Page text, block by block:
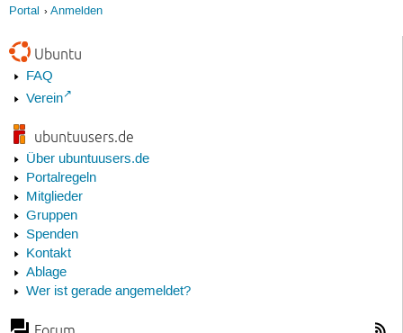
Portal Anmelden
Ubuntu
FAQ
Verein
ubuntuusers.de
Über ubuntuusers.de
Portalregeln
Mitglieder
Gruppen
Spenden
Kontakt
Ablage
Wer ist gerade angemeldet?